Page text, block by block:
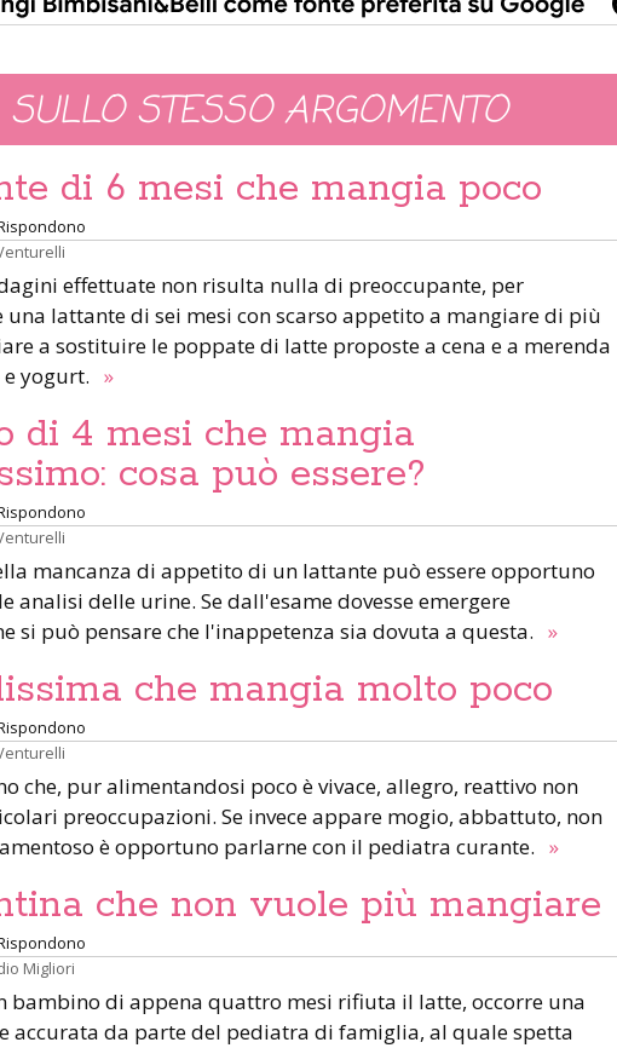
SULLO STESSO ARGOMENTO
di 6 mesi che mangia poco
effettuate non risulta nulla di preoccupante, per
una lattante di sei mesi con scarso appetito a mangiare di più
a sostituire le poppate di latte proposte a cena e a merenda
yogurt. »
di 4 mesi che mangia
cosa può essere?
mancanza di appetito di un lattante può essere opportuno
analisi delle urine. Se dall'esame dovesse emergere
si può pensare che l'inappetenza sia dovuta a questa. »
che mangia molto poco
che, pur alimentandosi poco è vivace, allegro, reattivo non
preoccupazioni. Se invece appare mogio, abbattuto, non
è opportuno parlarne con il pediatra curante. »
che non vuole più mangiare
Migliori
bambino di appena quattro mesi rifiuta il latte, occorre una
accurata da parte del pediatra di famiglia, al quale spetta